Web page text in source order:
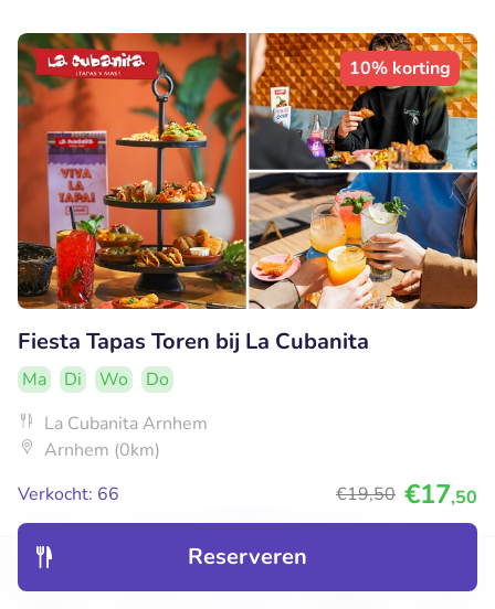
Reserveren
10% korting
Fiesta Tapas Toren bij La Cubanita
Ma Di Wo
Do
La Cubanita Arnhem
Arnhem (0km)
Verkocht: 66
€19,50 €17,50